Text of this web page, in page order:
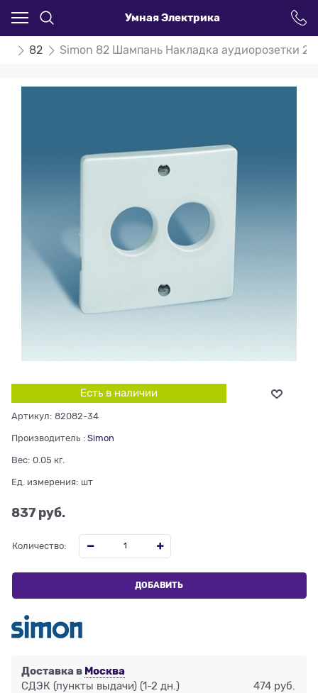
Умная Электрика
82 Simon 82 Шампань Накладка аудиорозетки 2-
Есть в наличии
Артикул: 82082-34
Производитель : Simon
Вес: 0.05 кг.
Ед. измерения: шт
837 руб.
Количество:
ДОБАВИТЬ
Доставка в Москва
СДЭК (пункты выдачи) (1-2 дн.) 474 руб.